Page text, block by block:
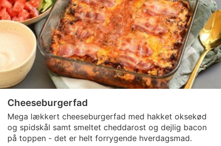
Cheeseburgerfad
Mega lækkert cheeseburgerfad med hakket oksekød
og spidskål samt smeltet cheddarost og dejlig bacon
på toppen - det er helt forrygende hverdagsmad.